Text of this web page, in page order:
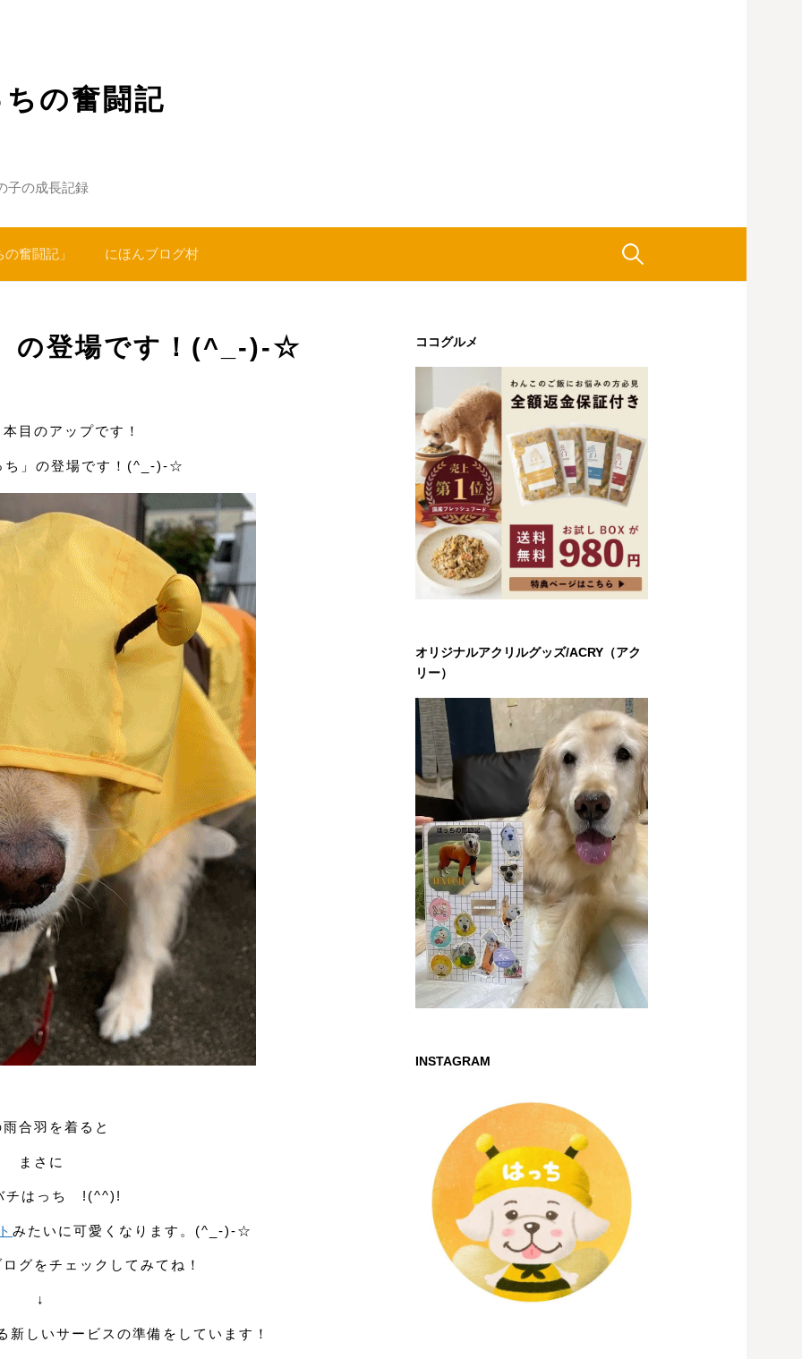
の奮闘記
子の成長記録
奮闘記」 にほんブログ村 検
の登場です！(^_-)-☆
目のアップです！
ち」の登場です！(^_-)-☆
合羽を着ると
まさに
チはっち !(^^)!
みたいに可愛くなります。(^_-)-☆
グをチェックしてみてね！
↓
しいサービスの準備をしています！
ココグルメ
オリジナルアクリルグッズ/ACRY（アク
リー）
INSTAGRAM